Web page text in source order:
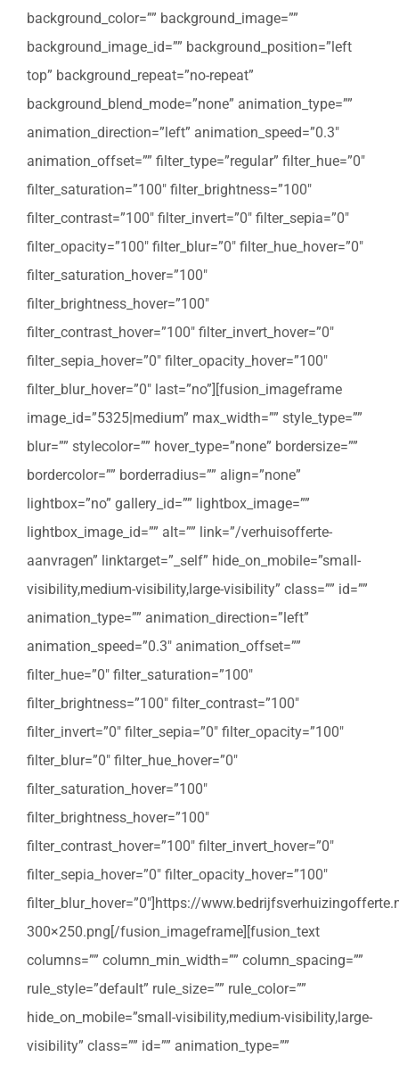
background_color=”” background_image=””
background_image_id=”” background_position=”left
top” background_repeat=”no-repeat”
background_blend_mode=”none” animation_type=””
animation_direction=”left” animation_speed=”0.3″
animation_offset=”” filter_type=”regular” filter_hue=”0″
filter_saturation=”100″ filter_brightness=”100″
filter_contrast=”100″ filter_invert=”0″ filter_sepia=”0″
filter_opacity=”100″ filter_blur=”0″ filter_hue_hover=”0″
filter_saturation_hover=”100″
filter_brightness_hover=”100″
filter_contrast_hover=”100″ filter_invert_hover=”0″
filter_sepia_hover=”0″ filter_opacity_hover=”100″
filter_blur_hover=”0″ last=”no”][fusion_imageframe
image_id=”5325|medium” max_width=”” style_type=””
blur=”” stylecolor=”” hover_type=”none” bordersize=””
bordercolor=”” borderradius=”” align=”none”
lightbox=”no” gallery_id=”” lightbox_image=””
lightbox_image_id=”” alt=”” link=”/verhuisofferte-
aanvragen” linktarget=”_self” hide_on_mobile=”small-
visibility,medium-visibility,large-visibility” class=”” id=””
animation_type=”” animation_direction=”left”
animation_speed=”0.3″ animation_offset=””
filter_hue=”0″ filter_saturation=”100″
filter_brightness=”100″ filter_contrast=”100″
filter_invert=”0″ filter_sepia=”0″ filter_opacity=”100″
filter_blur=”0″ filter_hue_hover=”0″
filter_saturation_hover=”100″
filter_brightness_hover=”100″
filter_contrast_hover=”100″ filter_invert_hover=”0″
filter_sepia_hover=”0″ filter_opacity_hover=”100″
filter_blur_hover=”0″]https://
300×250.png[/fusion_imageframe][fusion_text
columns=”” column_min_width=”” column_spacing=””
rule_style=”default” rule_size=”” rule_color=””
hide_on_mobile=”small-visibility,medium-visibility,large-
visibility” class=”” id=”” animation_type=””